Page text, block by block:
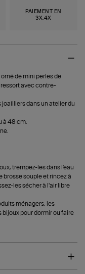
PAIEMENT EN
3X,4X
de mini perles de
avec contre-
joailliers dans un atelier du
à 48 cm.
trempez-les dans l'eau
brosse souple et rincez à
les sécher à l'air libre
ménagers, les
bijoux pour dormir ou faire